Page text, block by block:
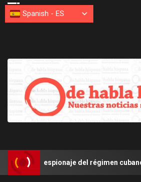
del régimen cubano
Spanish - ES